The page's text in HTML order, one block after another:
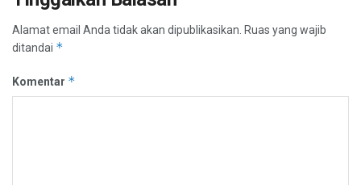
Alamat email Anda tidak akan dipublikasikan. Ruas yang wajib
ditandai *
Komentar *